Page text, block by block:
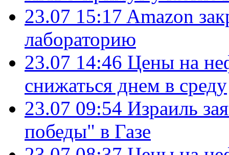
23.07 15:17 Amazon
лабораторию
23.07 14:46 Цены на
снижаться днем в среду
23.07 09:54 Израиль
победы" в Газе